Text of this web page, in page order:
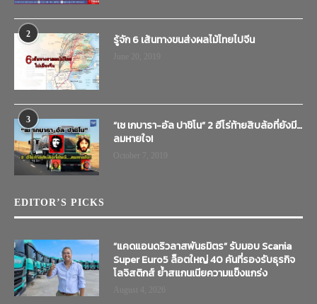
2 รู้จัก 6 เส้นทางขนส่งผลไม้ไทยไปจีน
3
“เช เกบารา-อัล ปาชิโน” 2 ฮีโร่ท้ายสิบล้อที่ยังมี…
ลมหายใจ!
EDITOR’S PICKS
“แคดแอนดริวลาสพันธมิตร” รับมอบ Scania
Super Euro5 ล็อตใหญ่ 40 คันที่รองรับธุรกิจ
โลจิสติกส์ ย้ำสแกนเนียความแข็งแกร่ง